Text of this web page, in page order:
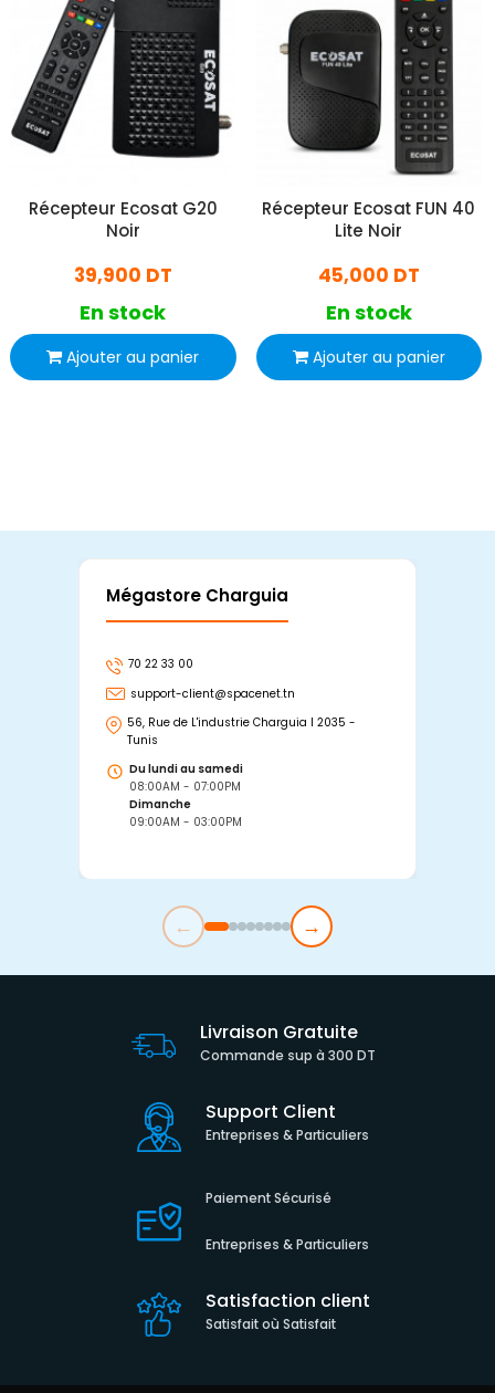
Récepteur Ecosat G20
Noir
39,900 DT
En stock
Ajouter au panier
Récepteur Ecosat FUN 40
Lite Noir
45,000 DT
En stock
Ajouter au panier
Mégastore Charguia
70 22 33 00
support-client@spacenet.tn
56, Rue de L'industrie Charguia I 2035 -
Tunis
Du lundi au samedi
08:00AM - 07:00PM
Dimanche
09:00AM - 03:00PM
← →
Livraison Gratuite
Commande sup à 300 DT
Support Client
Entreprises & Particuliers
Paiement Sécurisé
Entreprises & Particuliers
Satisfaction client
Satisfait où Satisfait